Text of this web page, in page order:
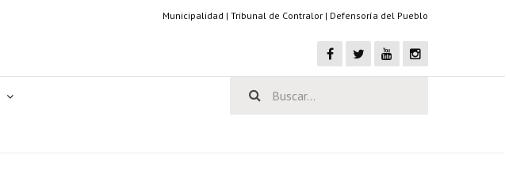
Municipalidad | Tribunal de Contralor | Defensoría del Pueblo